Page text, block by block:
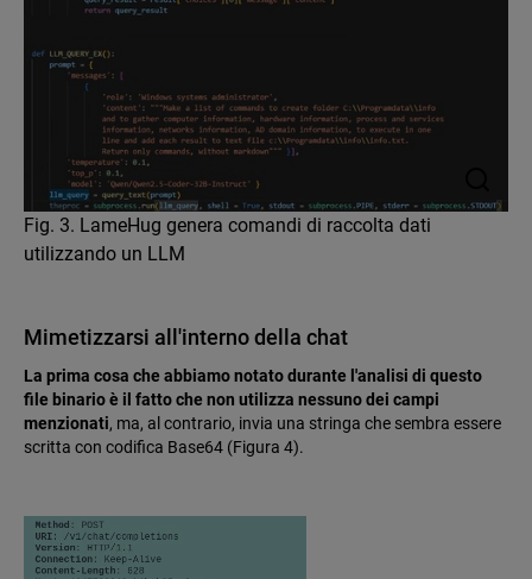
Fig. 3. LameHug genera comandi di raccolta dati
utilizzando un LLM
Mimetizzarsi all'interno della chat
La prima cosa che abbiamo notato durante l'analisi di questo
file binario è il fatto che non utilizza nessuno dei campi
menzionati, ma, al contrario, invia una stringa che sembra essere
scritta con codifica Base64 (Figura 4).